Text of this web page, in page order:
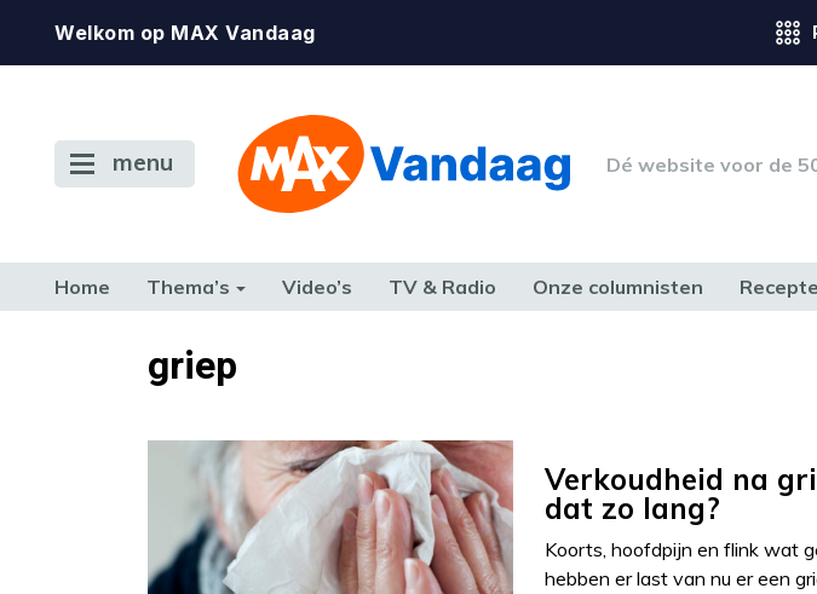
Welkom op MAX Vandaag
menu Dé website voor de
Home Thema’s Video’s TV & Radio Onze columnisten
TERUG NAAR TOEN
griep
Verkoudheid na
dat zo lang?
Koorts, hoofdpijn en flink wat
hebben er last van nu er een